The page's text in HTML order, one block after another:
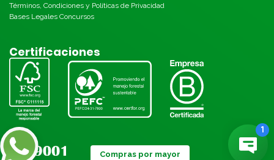
Términos, Condiciones y Políticas de Privacidad
Bases Legales Concursos
Certificaciones
Compras por mayor